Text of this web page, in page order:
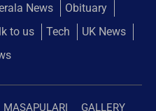
News
Obituary
to us Tech
UK News
MASAPULARI GALLERY